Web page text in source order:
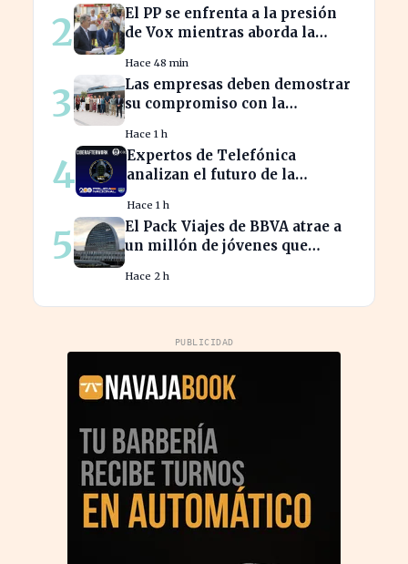
2
El PP se enfrenta a la presión
de Vox mientras aborda la
Hace 48 min
3
Las empresas deben demostrar
su compromiso con la
sanciones
Hace 1 h
4
Expertos de Telefónica
analizan el futuro de la
cibernético incierto
Hace 1 h
5
El Pack Viajes de BBVA atrae a
un millón de jóvenes que
extranjero
Hace 2 h
PUBLICIDAD